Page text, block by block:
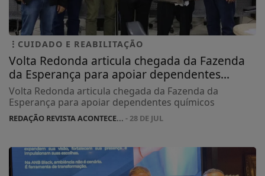
CUIDADO E REABILITAÇÃO
Volta Redonda articula chegada da Fazenda
da Esperança para apoiar dependentes...
Volta Redonda articula chegada da Fazenda da
Esperança para apoiar dependentes químicos
REDAÇÃO REVISTA ACONTECE... - 28 DE JUL